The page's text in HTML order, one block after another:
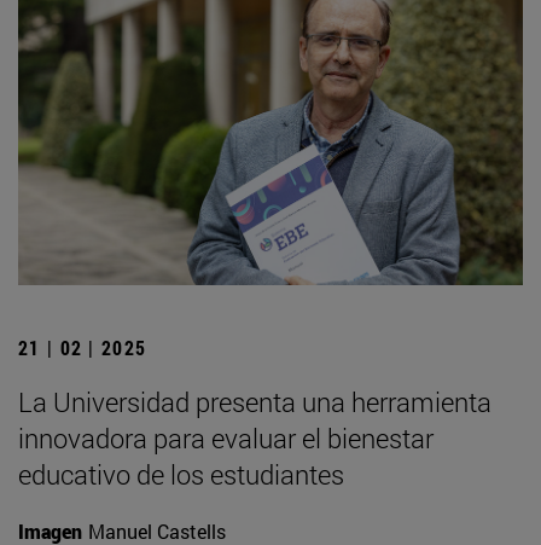
21 | 02 | 2025
La Universidad presenta una herramienta
innovadora para evaluar el bienestar
educativo de los estudiantes
Imagen Manuel Castells